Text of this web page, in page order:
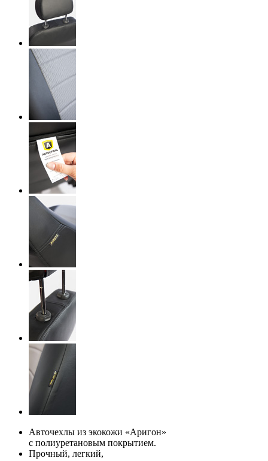
Авточехлы из экокожи «Аригон»
с полиуретановым покрытием.
Прочный, легкий,